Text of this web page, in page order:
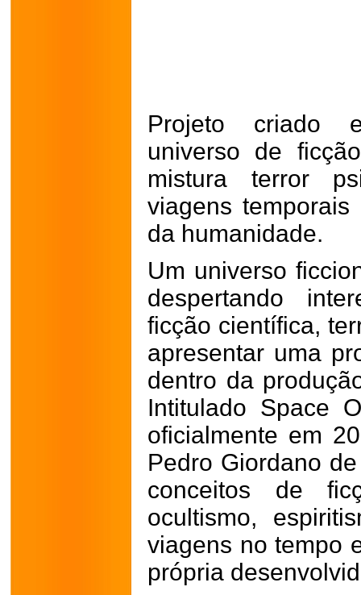
Projeto criado
universo de
mistura terror
viagens
da humanidade.
Um universo
despertando
ficção científica,
apresentar uma
dentro da
Intitulado Space
oficialmente em
Pedro Giordano
conceitos de
ocultismo,
viagens no tempo
própria